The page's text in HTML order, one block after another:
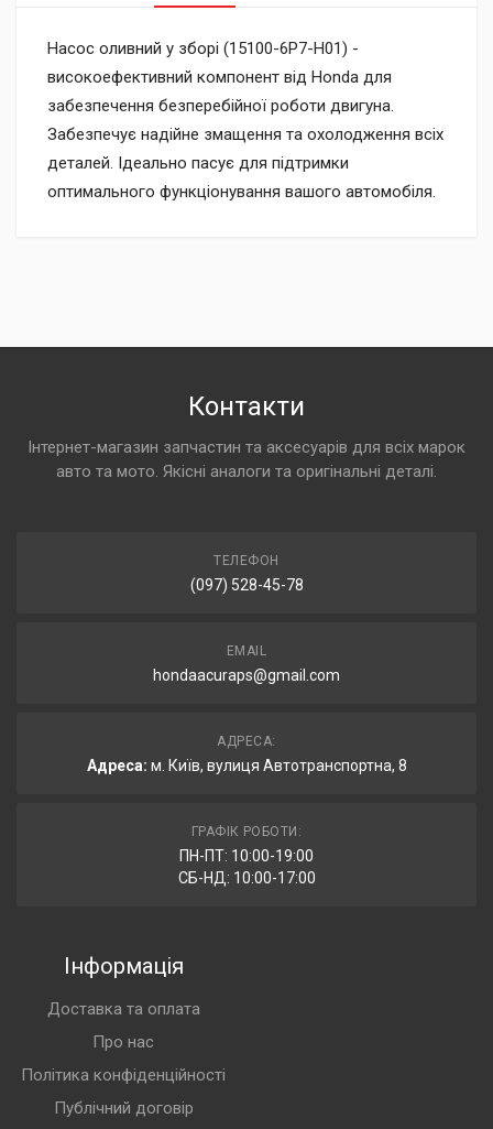
Насос оливний у зборі (15100-6P7-H01) -
високоефективний компонент від Honda для
забезпечення безперебійної роботи двигуна.
Забезпечує надійне змащення та охолодження всіх
деталей. Ідеально пасує для підтримки
оптимального функціонування вашого автомобіля.
Контакти
Інтернет-магазин запчастин та аксесуарів для всіх марок
авто та мото. Якісні аналоги та оригінальні деталі.
ТЕЛЕФОН
(097) 528-45-78
EMAIL
hondaacuraps@gmail.com
АДРЕСА:
Адреса: м. Київ, вулиця Автотранспортна, 8
ГРАФІК РОБОТИ:
ПН-ПТ: 10:00-19:00
СБ-НД: 10:00-17:00
Інформація
Доставка та оплата
Про нас
Політика конфіденційності
Публічний договір